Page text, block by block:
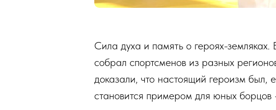
Сила духа и память о героях-
собрал спортсменов из разных
доказали, что настоящий героизм был,
становится примером для юных